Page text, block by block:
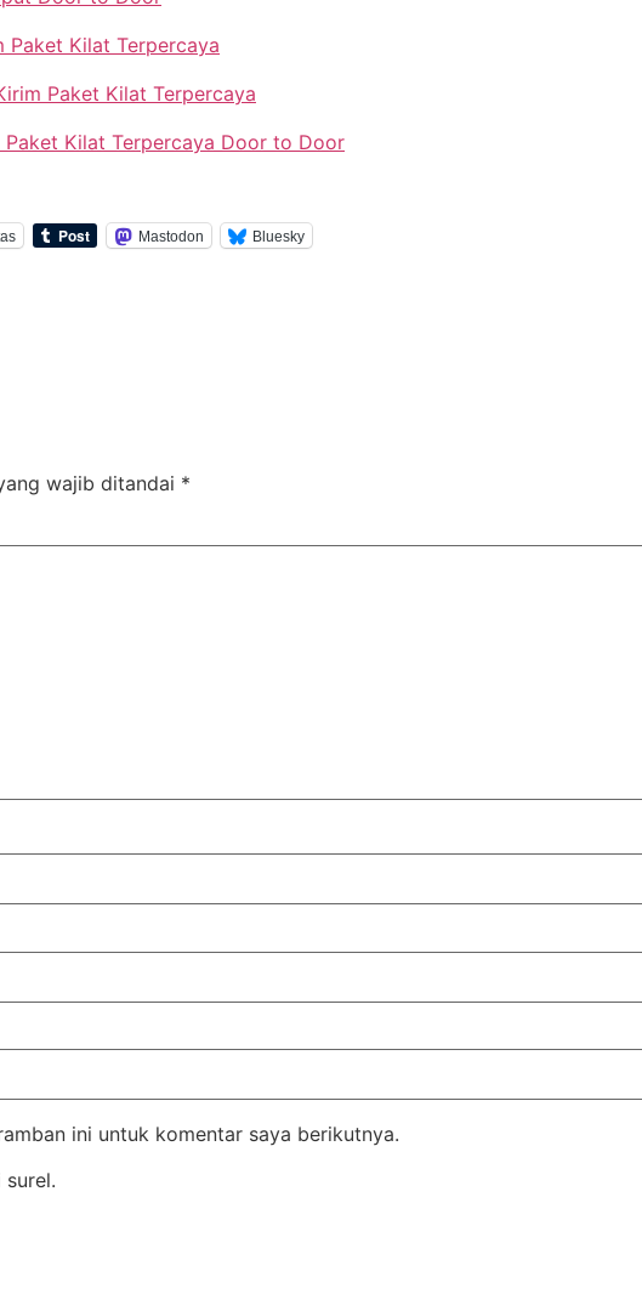
Paket Kilat Terpercaya
Paket Kilat Terpercaya
Kilat Terpercaya Door to Door
Mastodon Bluesky
wajib ditandai *
ini untuk komentar saya berikutnya.